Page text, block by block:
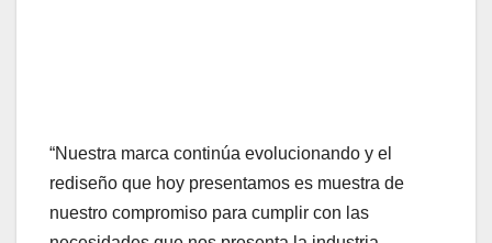
“Nuestra marca continúa evolucionando y el
rediseño que hoy presentamos es muestra de
nuestro compromiso para cumplir con las